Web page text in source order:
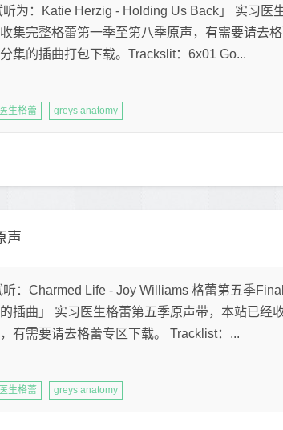
听为：Katie Herzig - Holding Us Back」 实习医
集完整格蕾第一季至第八季原声，有需要请去
集的插曲打包下载。Trackslit：6x01 Go...
生格蕾 greys anatomy
声
听：Charmed Life - Joy Williams 格蕾第五季
插曲」 实习医生格蕾第五季原声带，本站已经
有需要请去格蕾专区下载。 Tracklist：...
生格蕾 greys anatomy